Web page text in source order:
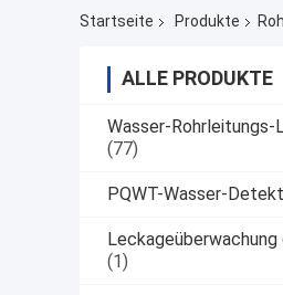
Startseite Produkte
ALLE PRODUKTE
Wasser-
(77)
PQWT-Wasser-
(1)